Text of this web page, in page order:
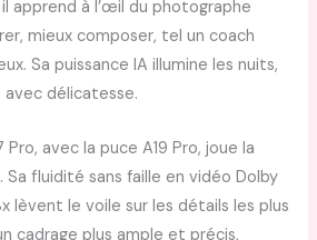
apprend à l’œil du photographe
mieux composer, tel un coach
Sa puissance IA illumine les nuits,
délicatesse.
Pro, avec la puce A19 Pro, joue la
fluidité sans faille en vidéo Dolby
lèvent le voile sur les détails les plus
cadrage plus ample et précis,